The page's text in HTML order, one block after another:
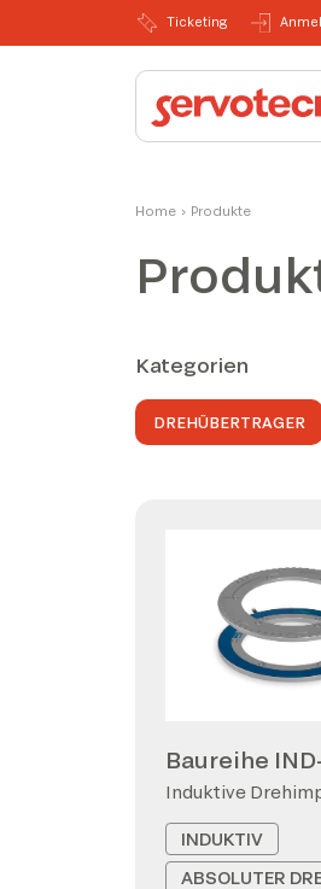
Ticketing
Home › Produkte
Kategorien
DREHÜBERTRAGER
Baureihe
Induktive
INDUKTIV
ABSOLUTER